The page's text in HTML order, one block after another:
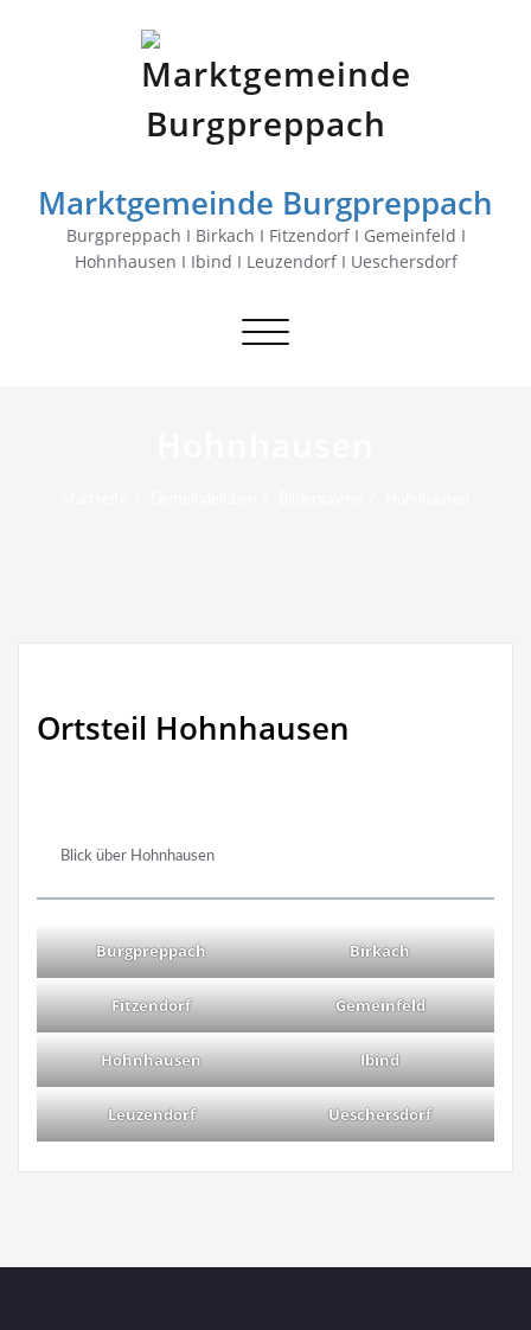
Marktgemeinde Burgpreppach
Burgpreppach I Birkach I Fitzendorf I Gemeinfeld I
Hohnhausen I Ibind I Leuzendorf I Ueschersdorf
Schalte
Ortsteil Hohnhausen
Blick über Hohnhausen
Burgpreppach Birkach
Fitzendorf Gemeinfeld
Hohnhausen Ibind
Leuzendorf Ueschersdorf